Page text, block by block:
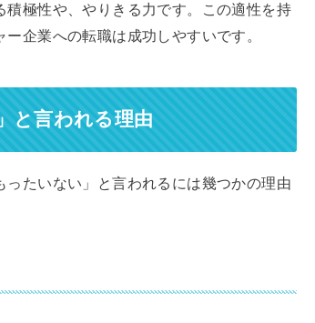
極性や、やりきる力です。この適性を持
企業への転職は成功しやすいです。
と言われる理由
たいない」と言われるには幾つかの理由